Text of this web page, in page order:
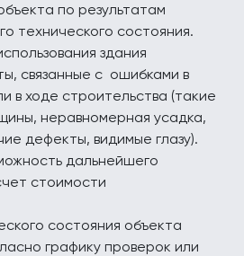
по результатам
технического состояния.
здания
связанные с ошибками в
в ходе строительства (такие
неравномерная усадка,
дефекты, видимые глазу).
дальнейшего
стоимости
состояния объекта
графику проверок или